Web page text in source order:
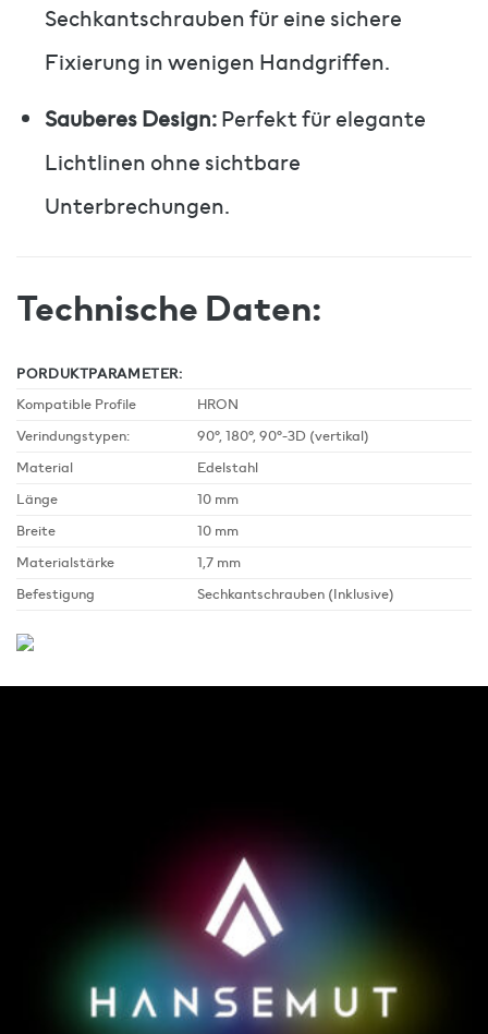
Sechkantschrauben für eine sichere
Fixierung in wenigen Handgriffen.
Sauberes Design:Perfekt für elegante
Lichtlinen ohne sichtbare
Unterbrechungen.
Technische Daten:
PORDUKTPARAMETER:
Kompatible Profile
HRON
Verindungstypen:
90°, 180°, 90°-3D (vertikal)
Material
Edelstahl
Länge
10 mm
Breite
10 mm
Materialstärke
1,7 mm
Befestigung
Sechkantschrauben (Inklusive)